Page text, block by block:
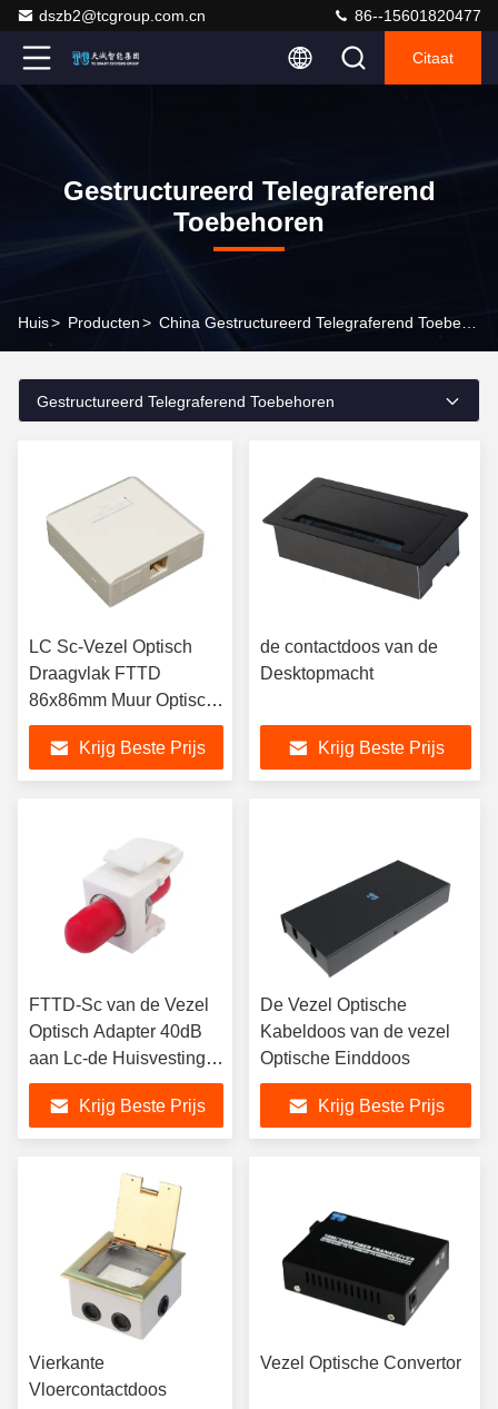
dszb2@tcgroup.com.cn 86--15601820477
Citaat
Gestructureerd Telegraferend
Toebehoren
Huis> Producten>
Gestructureerd Telegraferend Toebehoren
LC Sc-Vezel Optisch
Draagvlak FTTD
86x86mm Muur Optisch
Draagvlak Drie in
Krijg Beste Prijs
de contactdoos van de
Desktopmacht
Krijg Beste Prijs
FTTD-Sc van de Vezel
Optisch Adapter 40dB
aan Lc-de Huisvesting
van de
Adapterhoeksteen
Krijg Beste Prijs
De Vezel Optische
Kabeldoos van de vezel
Optische Einddoos
Krijg Beste Prijs
Vierkante
Vloercontactdoos
Vezel Optische Convertor